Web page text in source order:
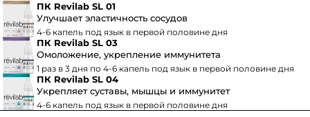
ПК Revilab SL 01
Улучшает эластичность сосудов
4-6 капель под язык в первой половине дня
ПК Revilab SL 03
Омоложение, укрепление иммунитета
1 раз в 3 дня по 4-6 капель под язык в первой половине дня
ПК Revilab SL 04
Укрепляет суставы, мышцы и иммунитет
4-6 капель под язык в первой половине дня